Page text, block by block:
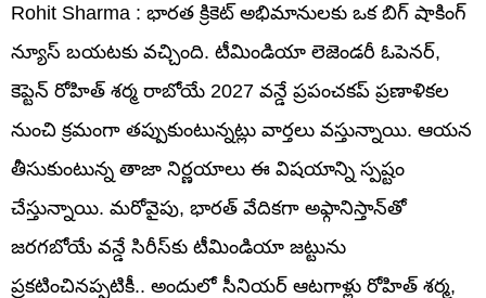
Rohit Sharma : భారత క్రికెట్ అభిమానులకు ఒక బిగ్ షాకింగ్
న్యూస్ బయటకు వచ్చింది. టీమిండియా లెజెండరీ ఓపెనర్,
కెప్టెన్ రోహిత్ శర్మ రాబోయే 2027 వన్డే ప్రపంచకప్ ప్రణాళికల
నుంచి క్రమంగా తప్పుకుంటున్నట్లు వార్తలు వస్తున్నాయి. ఆయన
తీసుకుంటున్న తాజా నిర్ణయాలు ఈ విషయాన్ని స్పష్టం
చేస్తున్నాయి. మరోవైపు, భారత్ వేదికగా అఫ్గానిస్తాన్‌తో
జరగబోయే వన్డే సిరీస్‎కు టీమిండియా జట్టును
ప్రకటించినప్పటికీ.. అందులో సీనియర్ ఆటగాళ్లు రోహిత్ శర్మ,